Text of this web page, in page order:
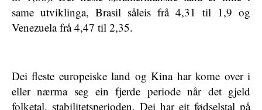
same utviklinga, Brasil såleis frå 4,31 til 1,9 og
Venezuela frå 4,47 til 2,35.
Dei fleste europeiske land og Kina har kome over i
eller nærma seg ein fjerde periode når det gjeld
folketal, stabilitetsperioden. Dei har eit fødselstal på